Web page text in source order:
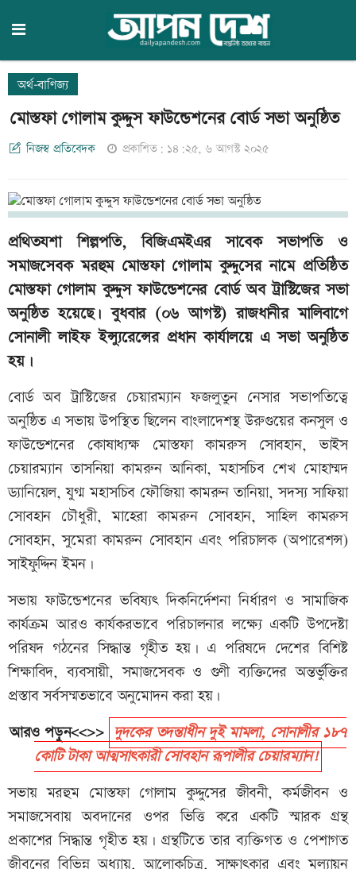
অর্থ-বাণিজ্য
মোস্তফা গোলাম কুদ্দুস ফাউন্ডেশনের বোর্ড সভা অনুষ্ঠিত
নিজস্ব প্রতিবেদক প্রকাশিত: ১৪:২৫, ৬ আগস্ট ২০২৫
প্রথিতযশা শিল্পপতি, বিজিএমইএর সাবেক সভাপতি ও
সমাজসেবক মরহুম মোস্তফা গোলাম কুদ্দুসের নামে প্রতিষ্ঠিত
মোস্তফা গোলাম কুদ্দুস ফাউন্ডেশনের বোর্ড অব ট্রাস্টিজের সভা
অনুষ্ঠিত হয়েছে। বুধবার (০৬ আগস্ট) রাজধানীর মালিবাগে
সোনালী লাইফ ইন্স্যুরেন্সের প্রধান কার্যালয়ে এ সভা অনুষ্ঠিত
হয়।
বোর্ড অব ট্রাস্টিজের চেয়ারম‍্যান ফজলুতুন নেসার সভাপতিত্বে
অনুষ্ঠিত এ সভায় উপস্থিত ছিলেন বাংলাদেশস্থ উরুগুয়ের কনসুল ও
ফাউন্ডেশনের কোষাধ্যক্ষ মোস্তফা কামরুস সোবহান, ভাইস
চেয়ারম্যান তাসনিয়া কামরুন আনিকা, মহাসচিব শেখ মোহাম্মদ
ড্যানিয়েল, যুগ্ম মহাসচিব ফৌজিয়া কামরুন তানিয়া, সদস্য সাফিয়া
সোবহান চৌধুরী, মাহেরা কামরুন সোবহান, সাহিল কামরুস
সোবহান, সুমেরা কামরুন সোবহান এবং পরিচালক (অপারেশন্স)
সাইফুদ্দিন ইমন।
সভায় ফাউন্ডেশনের ভবিষ্যৎ দিকনির্দেশনা নির্ধারণ ও সামাজিক
কার্যক্রম আরও কার্যকরভাবে পরিচালনার লক্ষ্যে একটি উপদেষ্টা
পরিষদ গঠনের সিদ্ধান্ত গৃহীত হয়। এ পরিষদে দেশের বিশিষ্ট
শিক্ষাবিদ, ব্যবসায়ী, সমাজসেবক ও গুণী ব্যক্তিদের অন্তর্ভুক্তির
প্রস্তাব সর্বসম্মতভাবে অনুমোদন করা হয়।
আরও পড়ুন<<>> দুদকের তদন্তাধীন দুই মামলা, সোনালীর ১৮৭
কোটি টাকা আত্মসাৎকারী সোবহান রূপালীর চেয়ারম্যান!
সভায় মরহুম মোস্তফা গোলাম কুদ্দুসের জীবনী, কর্মজীবন ও
সমাজসেবায় অবদানের ওপর ভিত্তি করে একটি স্মারক গ্রন্থ
প্রকাশের সিদ্ধান্ত গৃহীত হয়। গ্রন্থটিতে তার ব্যক্তিগত ও পেশাগত